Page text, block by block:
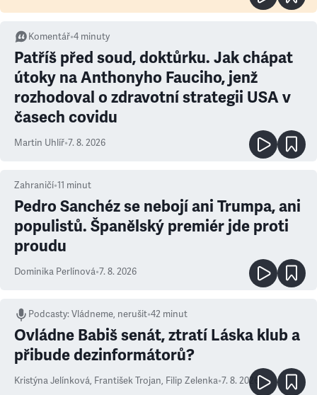
Komentář•4 minuty
Patříš před soud, doktůrku. Jak chápat
útoky na Anthonyho Fauciho, jenž
rozhodoval o zdravotní strategii USA v
časech covidu
Martin Uhlíř•7. 8. 2026
Zahraničí•11 minut
Pedro Sanchéz se nebojí ani Trumpa, ani
populistů. Španělský premiér jde proti
proudu
Dominika Perlínová•7. 8. 2026
Podcasty:Vládneme, nerušit•42 minut
Ovládne Babiš senát, ztratí Láska klub a
přibude dezinformátorů?
Kristýna Jelínková, František Trojan, Filip Zelenka•7. 8. 2026